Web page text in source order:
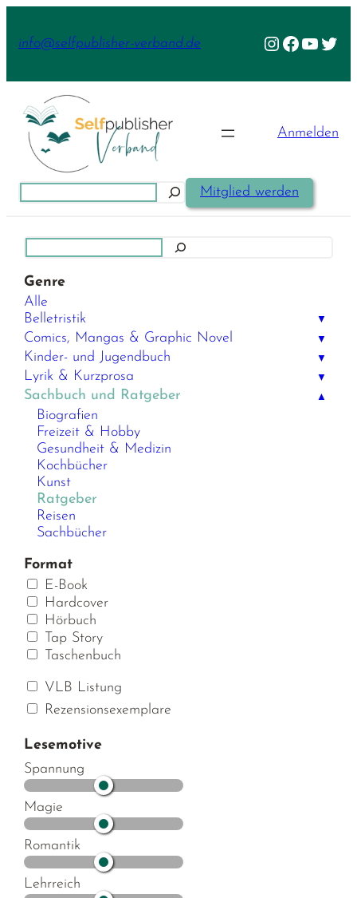
Inhalt
info@selfpublisher-verband.de Instagram
Facebook
Anmelden
Mitglied werden
Genre
Alle
Belletristik
▼
Comics, Mangas & Graphic Novel ▼
Kinder- und Jugendbuch ▼
Lyrik & Kurzprosa ▼
Sachbuch und Ratgeber ▲
Biografien
Freizeit & Hobby
Gesundheit & Medizin
Kochbücher
Kunst
Ratgeber
Reisen
Sachbücher
Format
E-Book
Hardcover
Hörbuch
Tap Story
Taschenbuch
VLB Listung
Rezensionsexemplare
Lesemotive
Spannung
Magie
Romantik
Lehrreich